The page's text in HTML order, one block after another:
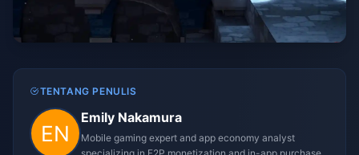
TENTANG PENULIS
Emily Nakamura
Mobile gaming expert and app economy analyst